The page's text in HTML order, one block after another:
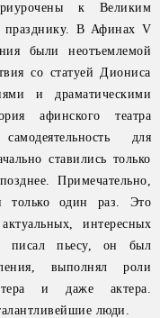
к Великим
празднику. В Афинах V
были неотъемлемой
со статуей Диониса
и драматическими
афинского театра
для
ставились только
Примечательно,
только один раз. Это
интересных
писал пьесу, он был
выполнял роли
и даже актера.
люди.